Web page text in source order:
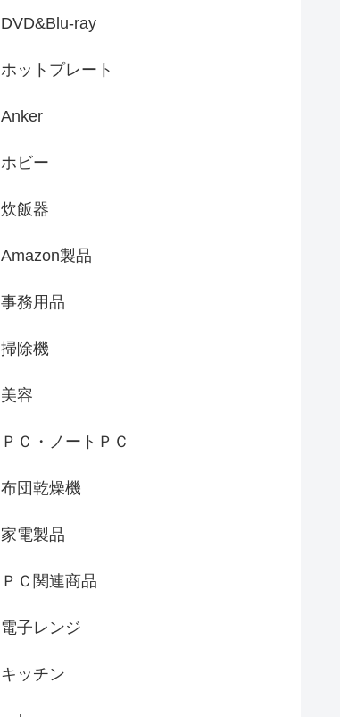
DVD&Blu-ray
ホットプレート
Anker
ホビー
炊飯器
Amazon製品
事務用品
掃除機
美容
ＰＣ・ノートＰＣ
布団乾燥機
家電製品
ＰＣ関連商品
電子レンジ
キッチン